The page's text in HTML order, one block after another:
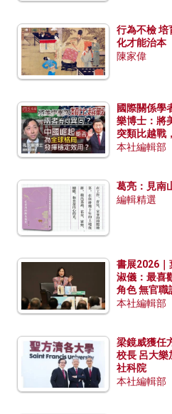
行為不檢 培
化才能治本
陳家偉
國際關係學
樂博士：將
突類比越戰
有何異同？
本社編輯部
葛亮：見南
編輯精選
書展2026｜
淑儀：最喜
角色 無官職
包袱少
本社編輯部
梁鏡威獲任
校長 呂大樂
社科院
本社編輯部